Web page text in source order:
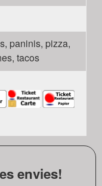
paninis, pizza,
tacos
envies!